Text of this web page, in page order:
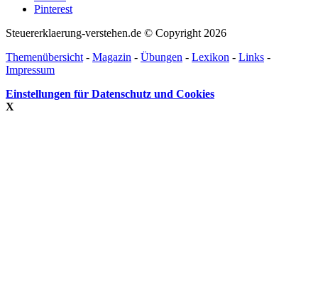
Pinterest
Steuererklaerung-verstehen.de © Copyright 2026
Themenübersicht - Magazin - Übungen - Lexikon - Links -
Impressum
Einstellungen für Datenschutz und Cookies
X